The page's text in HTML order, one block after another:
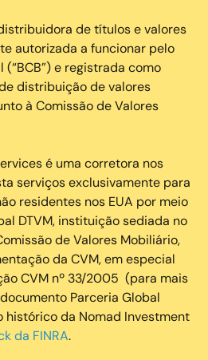
de títulos e valores
autorizada a funcionar pelo
e registrada como
distribuição de valores
à Comissão de Valores
é uma corretora nos
serviços exclusivamente para
residentes nos EUA por meio
DTVM, instituição sediada no
de Valores Mobiliário,
da CVM, em especial
CVM nº 33/2005 (para mais
Parceria Global
histórico da Nomad Investment
da FINRA.